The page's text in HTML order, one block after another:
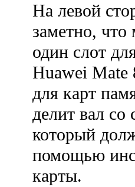
На левой
заметно,
один слот
Huawei Mate
для карт
делит вал
который
помощью
карты.